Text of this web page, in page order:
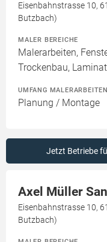
Eisenbahnstrasse 10,
Butzbach)
MALER BEREICHE
Malerarbeiten,
Trockenbau,
UMFANG MALERARBEITEN
Planung / Montage
Jetzt Betriebe
Axel Müller
Eisenbahnstrasse 10,
Butzbach)